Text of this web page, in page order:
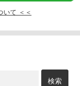
いて ＜＜